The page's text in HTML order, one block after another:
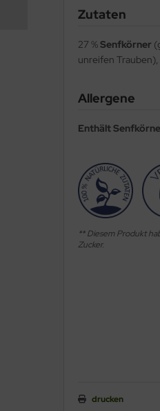
Zutaten
27 %Senfkörner
unreifen Trauben),
Allergene
Enthält
** Diesem Produkt
Zucker.
drucken